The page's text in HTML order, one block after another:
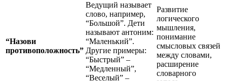
“Назови
противоположность”
Ведущий называет
слово, например,
“Большой”. Дети
называют антоним:
“Маленький”.
Другие примеры:
“Быстрый” –
“Медленный”,
“Веселый” –
Развитие
логического
мышления,
понимание
смысловых связей
между словами,
расширение
словарного